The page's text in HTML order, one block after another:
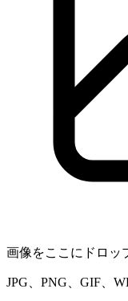
画像をここにドロッ
JPG、PNG、GIF、